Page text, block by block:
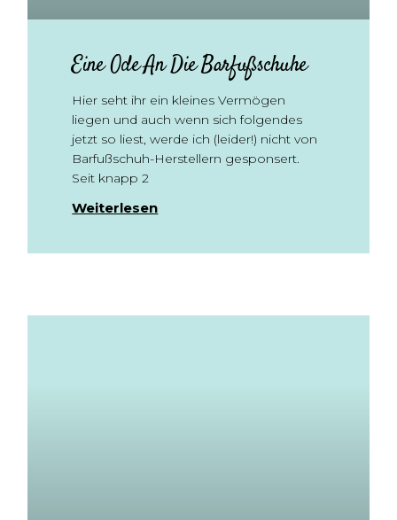
Eine Ode An Die Barfußschuhe
Hier seht ihr ein kleines Vermögen
liegen und auch wenn sich folgendes
jetzt so liest, werde ich (leider!) nicht von
Barfußschuh-Herstellern gesponsert.
Seit knapp 2
Weiterlesen